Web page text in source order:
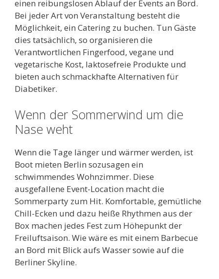
einen reibungslosen Ablauf der Events an Bord.
Bei jeder Art von Veranstaltung besteht die
Möglichkeit, ein Catering zu buchen. Tun Gäste
dies tatsächlich, so organisieren die
Verantwortlichen Fingerfood, vegane und
vegetarische Kost, laktosefreie Produkte und
bieten auch schmackhafte Alternativen für
Diabetiker.
Wenn der Sommerwind um die
Nase weht
Wenn die Tage länger und wärmer werden, ist
Boot mieten Berlin sozusagen ein
schwimmendes Wohnzimmer. Diese
ausgefallene Event-Location macht die
Sommerparty zum Hit. Komfortable, gemütliche
Chill-Ecken und dazu heiße Rhythmen aus der
Box machen jedes Fest zum Höhepunkt der
Freiluftsaison. Wie wäre es mit einem Barbecue
an Bord mit Blick aufs Wasser sowie auf die
Berliner Skyline.